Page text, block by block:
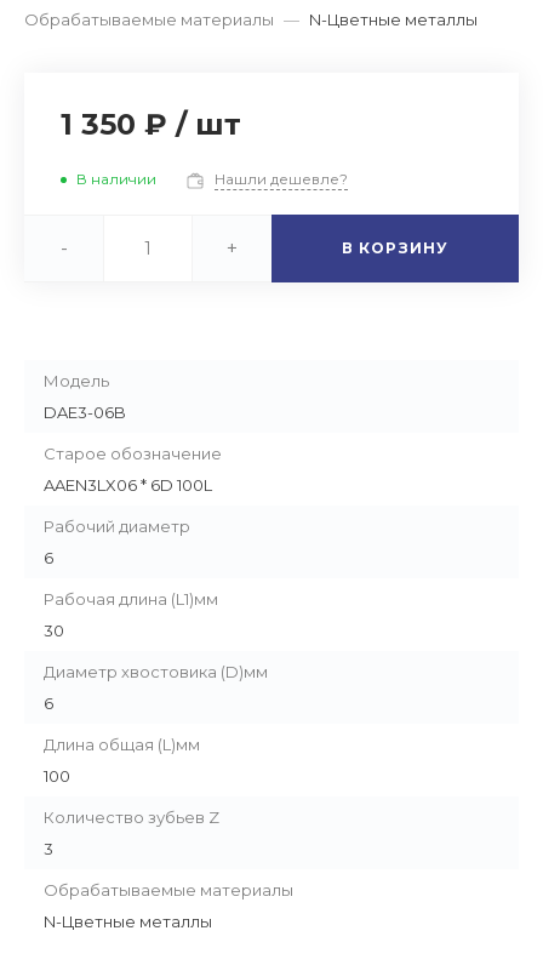
Обрабатываемые материалы — N-Цветные металлы
1 350 ₽ / шт
В наличии Нашли дешевле?
- + В КОРЗИНУ
Модель
DAE3-06B
Старое обозначение
AAEN3LX06 * 6D 100L
Рабочий диаметр
6
Рабочая длина (L1)мм
30
Диаметр хвостовика (D)мм
6
Длина общая (L)мм
100
Количество зубьев Z
3
Обрабатываемые материалы
N-Цветные металлы